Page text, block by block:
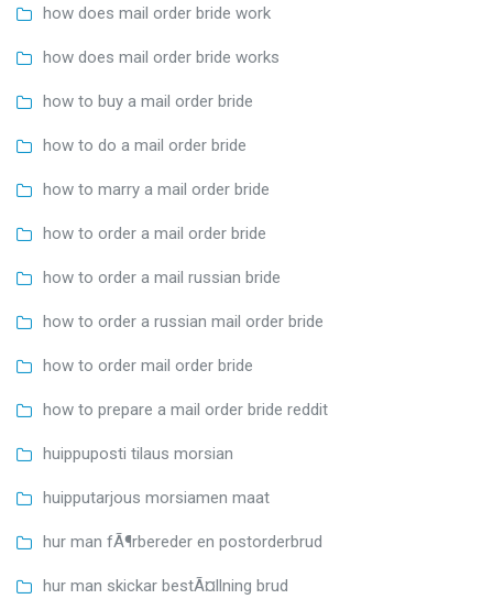
how does mail order bride work
how does mail order bride works
how to buy a mail order bride
how to do a mail order bride
how to marry a mail order bride
how to order a mail order bride
how to order a mail russian bride
how to order a russian mail order bride
how to order mail order bride
how to prepare a mail order bride reddit
huippuposti tilaus morsian
huipputarjous morsiamen maat
hur man fÃ¶rbereder en postorderbrud
hur man skickar bestÃ¤llning brud